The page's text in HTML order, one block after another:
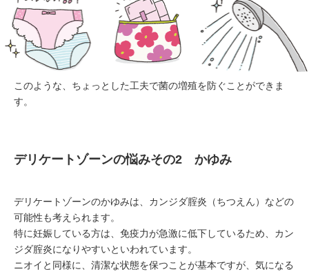
このような、ちょっとした工夫で菌の増殖を防ぐことができま
す。
デリケートゾーンの悩みその2 かゆみ
デリケートゾーンのかゆみは、カンジダ腟炎（ちつえん）などの
可能性も考えられます。
特に妊娠している方は、免疫力が急激に低下しているため、カン
ジダ腟炎になりやすいといわれています。
ニオイと同様に、清潔な状態を保つことが基本ですが、気になる